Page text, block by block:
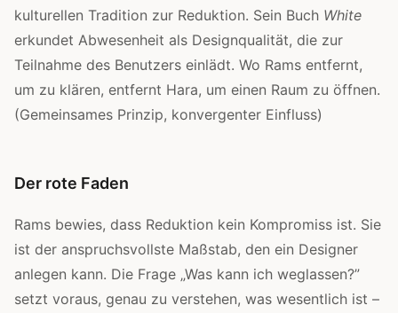
kulturellen Tradition zur Reduktion. Sein Buch White
erkundet Abwesenheit als Designqualität, die zur
Teilnahme des Benutzers einlädt. Wo Rams entfernt,
um zu klären, entfernt Hara, um einen Raum zu öffnen.
(Gemeinsames Prinzip, konvergenter Einfluss)
Der rote Faden
Rams bewies, dass Reduktion kein Kompromiss ist. Sie
ist der anspruchsvollste Maßstab, den ein Designer
anlegen kann. Die Frage „Was kann ich weglassen?”
setzt voraus, genau zu verstehen, was wesentlich ist –